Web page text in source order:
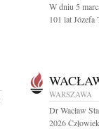
W dniu 5
101 lat Józefa
WARSZAWA
Dr Wacław
2026